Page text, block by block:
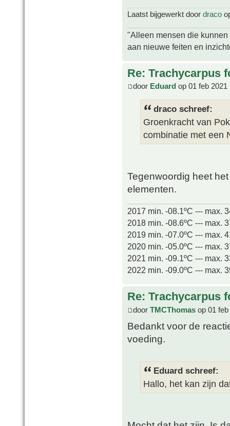
Laatst bijgewerkt door draco
"Alleen mensen die
aan nieuwe feiten en
Re: Trachycarpus
door Eduard op 01 feb 2021
draco schreef:
Groenkracht van
combinatie met een
Tegenwoordig heet
elementen.
2017 min. -08.1ºC --- max.
2018 min. -08.6ºC --- max.
2019 min. -07.0ºC --- max.
2020 min. -05.0ºC --- max.
2021 min. -09.1ºC --- max.
2022 min. -09.0ºC --- max.
Re: Trachycarpus
door TMCThomas op 01
Bedankt voor de
voeding.
Eduard schreef:
Hallo, het kan zijn